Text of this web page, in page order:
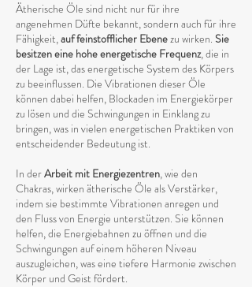
Ätherische Öle sind nicht nur für ihre
angenehmen Düfte bekannt, sondern auch für ihre
Fähigkeit,auf feinstofflicher Ebenezu wirken. Sie
besitzen eine hohe energetische Frequenz, die in
der Lage ist, das energetische System des Körpers
zu beeinflussen. Die Vibrationen dieser Öle
können dabei helfen, Blockaden im Energiekörper
zu lösen und die Schwingungen in Einklang zu
bringen, was in vielen energetischen Praktiken von
entscheidender Bedeutung ist.
In derArbeit mit Energiezentren, wie den
Chakras, wirken ätherische Öle als Verstärker,
indem sie bestimmte Vibrationen anregen und
den Fluss von Energie unterstützen. Sie können
helfen, die Energiebahnen zu öffnen und die
Schwingungen auf einem höheren Niveau
auszugleichen, was eine tiefere Harmonie zwischen
Körper und Geist fördert.